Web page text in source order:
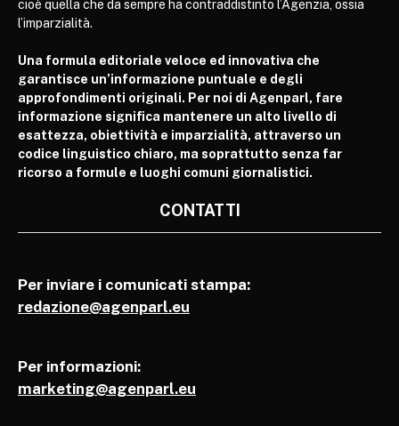
cioè quella che da sempre ha contraddistinto l’Agenzia, ossia
l’imparzialità.
Una formula editoriale veloce ed innovativa che
garantisce un’informazione puntuale e degli
approfondimenti originali. Per noi di Agenparl, fare
informazione significa mantenere un alto livello di
esattezza, obiettività e imparzialità, attraverso un
codice linguistico chiaro, ma soprattutto senza far
ricorso a formule e luoghi comuni giornalistici.
CONTATTI
Per inviare i comunicati stampa:
redazione@agenparl.eu
Per informazioni:
marketing@agenparl.eu